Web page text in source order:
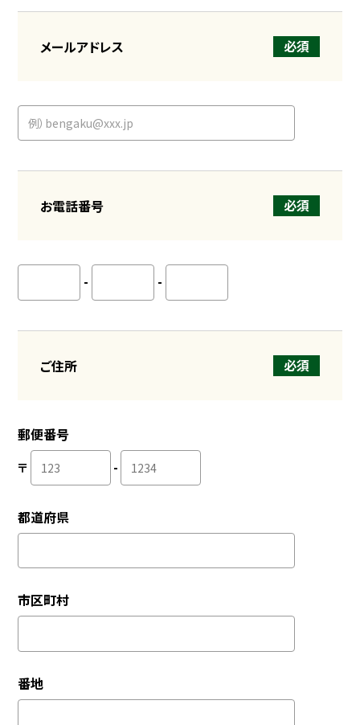
メールアドレス 必須
お電話番号 必須
- -
ご住所 必須
郵便番号
〒 -
都道府県
市区町村
番地